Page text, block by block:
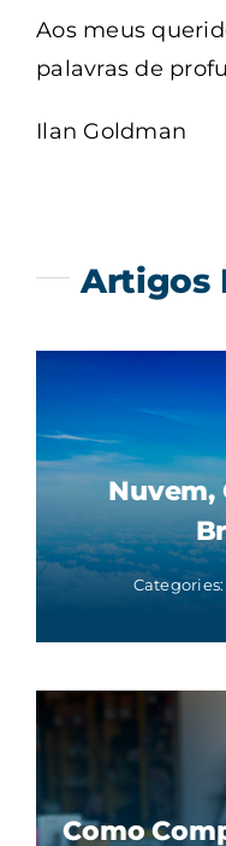
Aos meus
palavras de
Ilan Goldman
Artigos
Nuvem,
Categories:
Como